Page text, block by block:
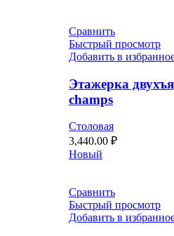
Сравнить
Быстрый просмотр
Добавить в
Этажерка
champs
Столовая
3,440.00 ₽
Новый
Сравнить
Быстрый просмотр
Добавить в